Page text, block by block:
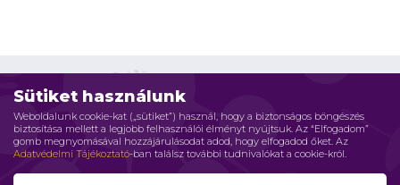
Sütiket használunk
Weboldalunk cookie-kat („sütiket”) használ, hogy a biztonságos böngészés
biztosítása mellett a legjobb felhasználói élményt nyújtsuk. Az “Elfogadom”
gomb megnyomásával hozzájárulásodat adod, hogy elfogadod őket. Az
Adatvédelmi Tájékoztató-ban találsz további tudnivalókat a cookie-król.
Impresszum Adatvédelmi elvek Jogi nyilatkozat